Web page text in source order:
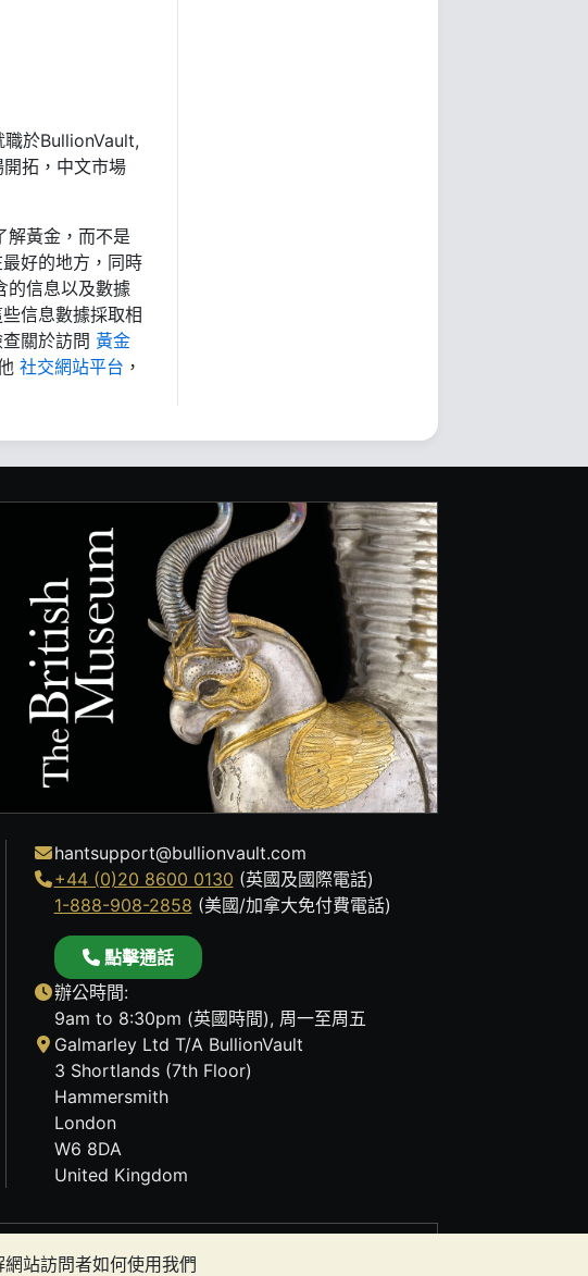
站訪問者如何使用我們
於BullionVault,
拓，中文市場
解黃金，而不是
好的地方，同時
的信息以及數據
信息數據採取相
關於訪問 黃金
社交網站平台 ，
hantsupport@bullionvault.com
+44 (0)20 8600 0130 (英國及國際電話)
1-888-908-2858 (美國/加拿大免付費電話)
點擊通話
辦公時間:
9am to 8:30pm (英國時間), 周一至周五
Galmarley Ltd T/A BullionVault
3 Shortlands (7th Floor)
Hammersmith
London
W6 8DA
United Kingdom